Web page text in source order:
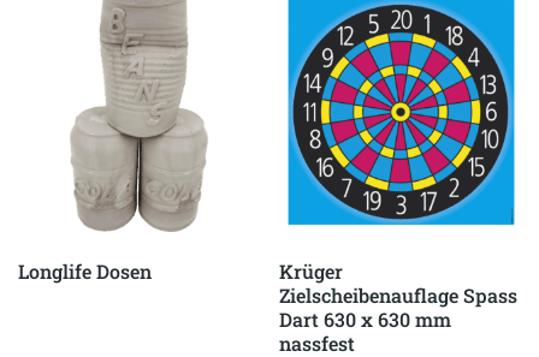
Longlife Dosen
Krüger
Zielscheibenauflage Spass
Dart 630 x 630 mm
nassfest